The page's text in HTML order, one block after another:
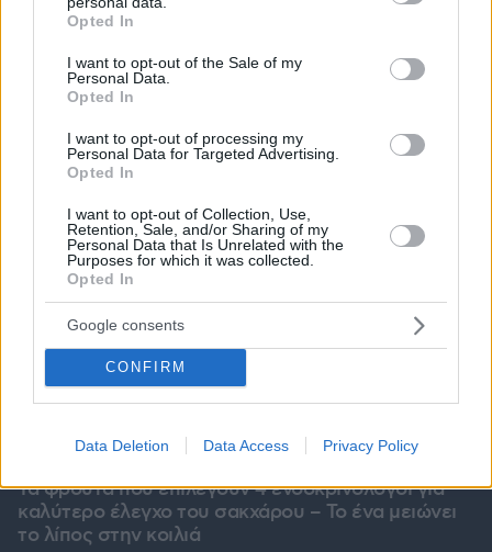
grant or deny consent to Google and its third-party tags to
use your data for below specified purposes in below Google
consent section.
Opted In
I want to opt-out of the Sale of my
Personal Data.
Opted In
I want to opt-out of processing my
Personal Data for Targeted Advertising.
Opted In
I want to opt-out of Collection, Use,
Retention, Sale, and/or Sharing of my
Personal Data that Is Unrelated with the
Purposes for which it was collected.
Opted In
Google consents
CONFIRM
Data Deletion Data Access Privacy Policy
Τα φρούτα που επιλέγουν 4 ενδοκρινολόγοι για
καλύτερο έλεγχο του σακχάρου – Το ένα μειώνει
το λίπος στην κοιλιά